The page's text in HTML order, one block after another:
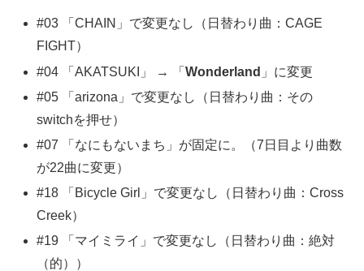
#03 「CHAIN」で変更なし（日替わり曲：CAGE
FIGHT）
#04 「AKATSUKI」 → 「Wonderland 」に変更
#05 「arizona」で変更なし（日替わり曲：その
switchを押せ）
#07 「なにもないまち」が固定に。（7日目より曲数
が22曲に変更）
#18 「Bicycle Girl」で変更なし（日替わり曲：Cross
Creek）
#19 「マイミライ」で変更なし（日替わり曲：絶対
（的））